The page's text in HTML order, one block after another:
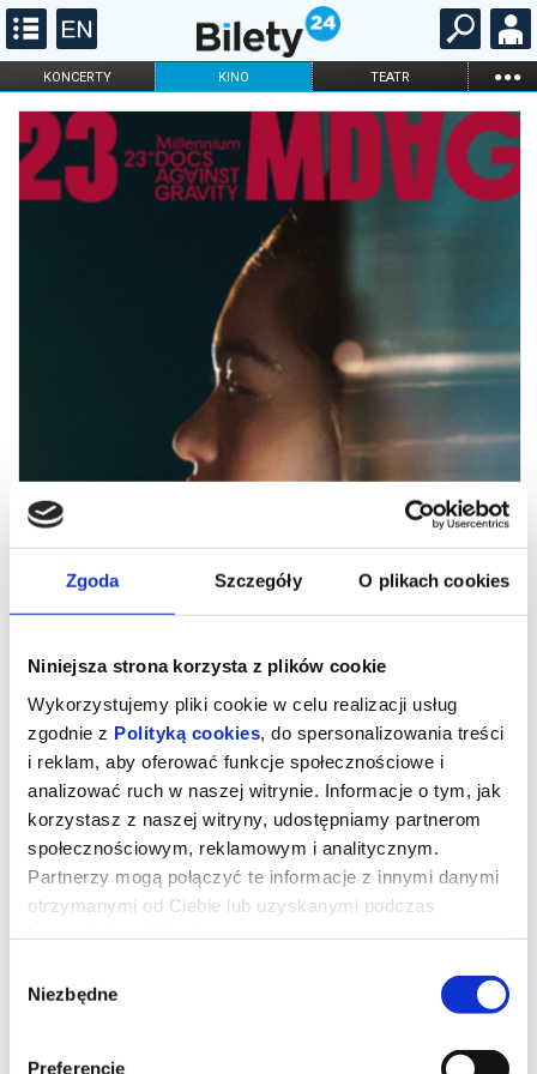
Zgoda Szczegóły O plikach cookies
Niniejsza strona korzysta z plików cookie
Wykorzystujemy pliki cookie w celu realizacji usług
zgodnie z Polityką cookies , do spersonalizowania treści
i reklam, aby oferować funkcje społecznościowe i
analizować ruch w naszej witrynie. Informacje o tym, jak
korzystasz z naszej witryny, udostępniamy partnerom
społecznościowym, reklamowym i analitycznym.
Partnerzy mogą połączyć te informacje z innymi danymi
otrzymanymi od Ciebie lub uzyskanymi podczas
zgody
Niezbędne
Preferencje
KONCERTY KINO TEATR ...
FILHARMONIA OPERA I BALET
STAND-UP
DLA DZIECI
ONLINE KARNETY
23. MDAG: Yanuni
Juma Xipaia, przywódczyni plemienia Xipaya, zostaje pierwszą
swojego ludu i ochronę amazońskich lasów, przetrwała sześć prób
zamachu na swoje życie, stawiając czoła nielegalnemu wydobyciu